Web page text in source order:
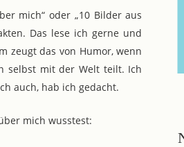
mich“ oder „10 Bilder aus
Das lese ich gerne und
zeugt das von Humor, wenn
selbst mit der Welt teilt. Ich
auch, hab ich gedacht.
mich wusstest: